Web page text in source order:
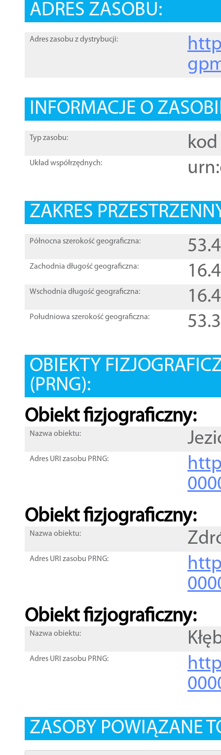
ADRES ZASOBU:
Adres zasobu z dystrybucji:
INFORMACJE O
Typ zasobu: kod
Układ współrzędnych:
ZAKRES
Północna szerokość geograficzna:
Zachodnia długość geograficzna:
Wschodnia długość geograficzna:
Południowa szerokość geograficzna:
OBIEKTY
(PRNG):
Obiekt fizjograficzny:
Nazwa obiektu:
Adres URI zasobu PRNG:
Obiekt fizjograficzny:
Nazwa obiektu:
Adres URI zasobu PRNG:
Obiekt fizjograficzny:
Nazwa obiektu:
Adres URI zasobu PRNG:
ZASOBY POWIĄZANE